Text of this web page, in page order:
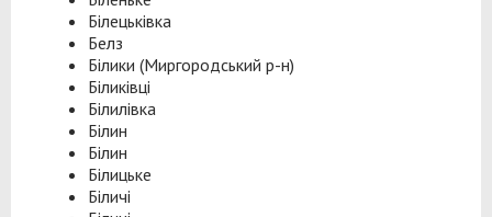
Білецьківка
Белз
Білики (Миргородський р-н)
Біликівці
Білилівка
Білин
Білин
Білицьке
Біличі